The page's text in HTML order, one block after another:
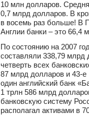
10 млн долларов.
0,7 млрд долларов. В
в восемь раз больше! В
Англии банки – это 66,4
По состоянию на 2007
составляли 338,79 млрд
четверть всех
87 млрд долларов и 43-е
один английский банк
1 трлн 586 млрд
банковскую систему
располагал активами в